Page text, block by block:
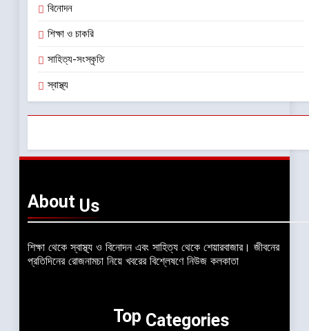
বিনোদন
শিক্ষা ও চাকরি
সাহিত্য-সংস্কৃতি
স্বাস্থ্য
About Us
শিক্ষা থেকে স্বাস্থ্য ও বিনোদন এবং সাহিত্য থেকে শেয়ারবাজার। জীবনের
প্রতিদিনের রোজনামচা নিয়ে খবরের বিশ্লেষণে নিউজ কলকাতা
Top Categories